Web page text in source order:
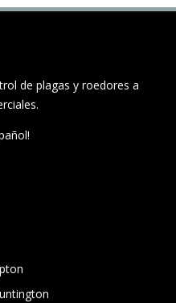
de plagas y roedores a